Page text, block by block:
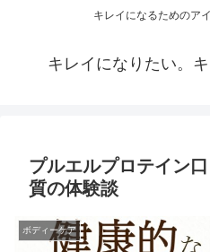
キレイになるためのア
キレイになりたい。
プルエルプロテイン
質の体験談
ボディーケア